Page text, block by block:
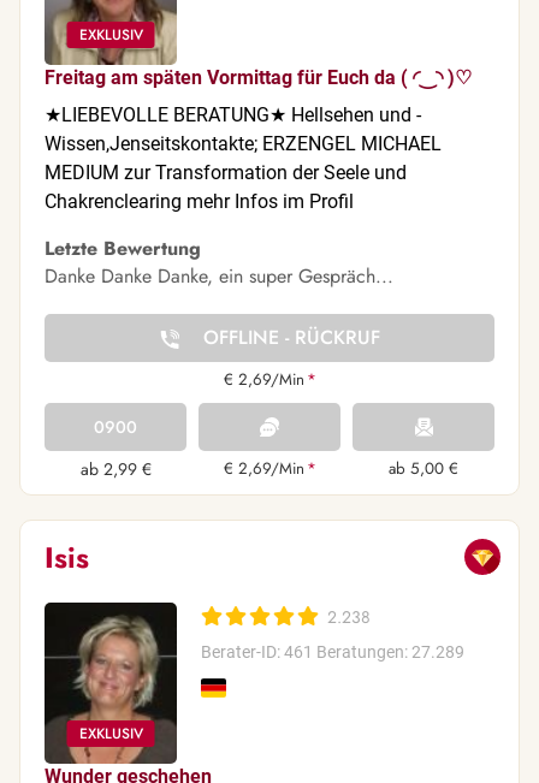
Freitag am späten Vormittag für Euch da (⁠ ⁠◜⁠‿⁠◝⁠ ⁠)⁠♡
★LIEBEVOLLE BERATUNG★ Hellsehen und -
Wissen,Jenseitskontakte; ERZENGEL MICHAEL
MEDIUM zur Transformation der Seele und
Chakrenclearing mehr Infos im Profil
Letzte Bewertung
Danke Danke Danke, ein super Gespräch...
OFFLINE - RÜCKRUF
€ 2,69/Min *
0900
ab 2,99 €
€ 2,69/Min * ab 5,00 €
Isis
2.238
Berater-ID: 461 Beratungen: 27.289
Wunder geschehen